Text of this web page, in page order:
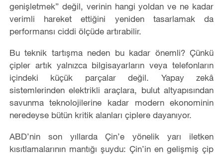
genişletmek” değil, verinin hangi yoldan ve ne kadar
verimli hareket ettiğini yeniden tasarlamak da
performansı ciddi ölçüde artırabilir.
Bu teknik tartışma neden bu kadar önemli? Çünkü
çipler artık yalnızca bilgisayarların veya telefonların
içindeki küçük parçalar değil. Yapay zekâ
sistemlerinden elektrikli araçlara, bulut altyapısından
savunma teknolojilerine kadar modern ekonominin
neredeyse bütün kritik alanları çiplere dayanıyor.
ABD’nin son yıllarda Çin’e yönelik yarı iletken
kısıtlamalarının mantığı şuydu: Çin’in en gelişmiş çip